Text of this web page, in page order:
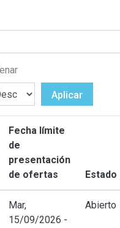
Aplicar
Fecha límite
de
presentación
de ofertas
Estado
Mar,
15/09/2026 -
Abierto